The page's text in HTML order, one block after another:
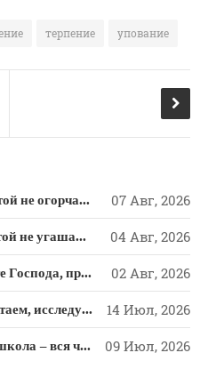
терпение упование
РАЗМЫШЛЕНИЯ: Дух Святой не огорчайте и не оскорбляйте! 07 Авг, 2026
РАЗМЫШЛЕНИЕ: Дух Святой не угашайте! 04 Авг, 2026
СЛОВО из СЛОВА – «Ищите Господа, призывайте Его» (Исаии 55) 02 Авг, 2026
СЛОВО из СЛОВА – «Испытаем, исследуем пути свои и обратимся к Господу» 14 Июл, 2026
РАЗМЫШЛЕНИЯ: «Божья школа – вся человеческая жизнь» 09 Июл, 2026